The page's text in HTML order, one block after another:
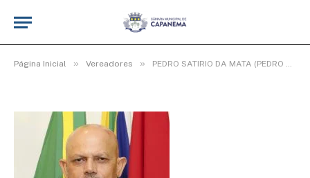
Página Inicial » Vereadores » PEDRO SATIRIO DA MATA (PEDRO DA MATA)